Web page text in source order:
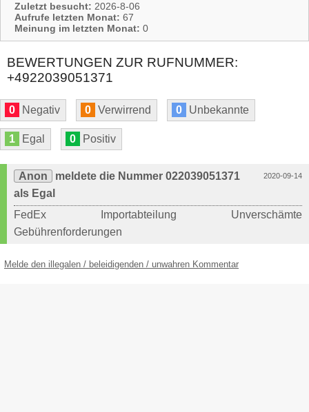
Zuletzt besucht: 2026-8-06
Aufrufe letzten Monat: 67
Meinung im letzten Monat: 0
BEWERTUNGEN ZUR RUFNUMMER:
+4922039051371
0 Negativ 0 Verwirrend 0 Unbekannte
1 Egal 0 Positiv
2020-09-14
Anon
meldete die Nummer 022039051371
als Egal
FedEx Importabteilung Unverschämte
Gebührenforderungen
Melde den illegalen / beleidigenden / unwahren Kommentar